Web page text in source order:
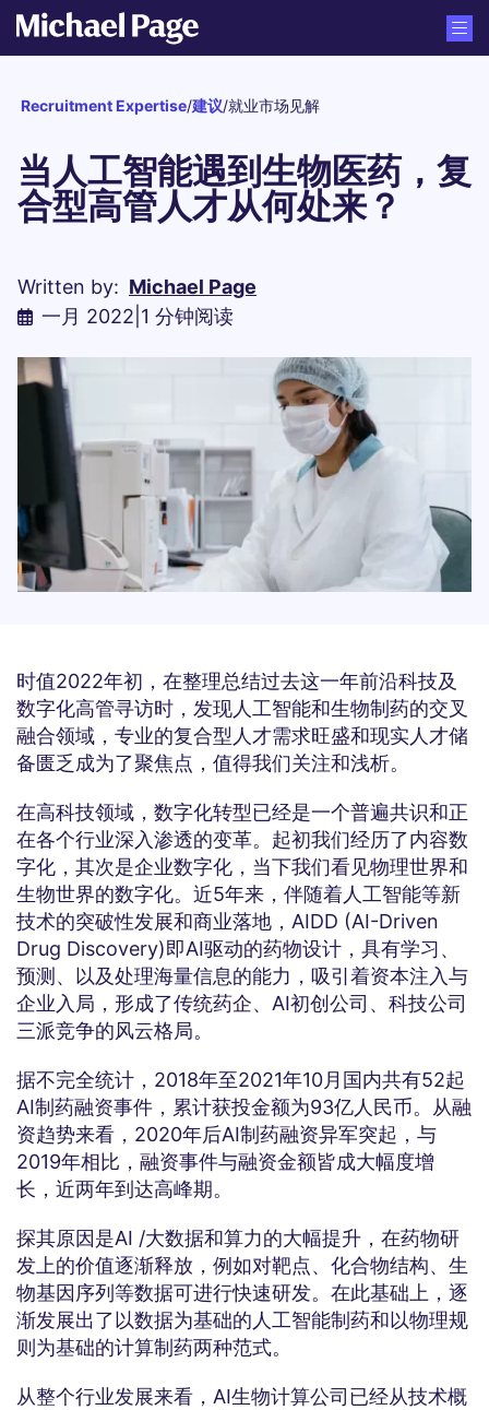
Recruitment Expertise/建议/就业市场见解
当人工智能遇到生物医药，复
合型高管人才从何处来？
Written by: Michael Page
一月 2022 1 分钟阅读
时值2022年初，在整理总结过去这一年前沿科技及
数字化高管寻访时，发现人工智能和生物制药的交叉
融合领域，专业的复合型人才需求旺盛和现实人才储
备匮乏成为了聚焦点，值得我们关注和浅析。
在高科技领域，数字化转型已经是一个普遍共识和正
在各个行业深入渗透的变革。起初我们经历了内容数
字化，其次是企业数字化，当下我们看见物理世界和
生物世界的数字化。近5年来，伴随着人工智能等新
技术的突破性发展和商业落地，AIDD (AI-Driven
Drug Discovery)即AI驱动的药物设计，具有学习、
预测、以及处理海量信息的能力，吸引着资本注入与
企业入局，形成了传统药企、AI初创公司、科技公司
三派竞争的风云格局。
据不完全统计，2018年至2021年10月国内共有52起
AI制药融资事件，累计获投金额为93亿人民币。从融
资趋势来看，2020年后AI制药融资异军突起，与
2019年相比，融资事件与融资金额皆成大幅度增
长，近两年到达高峰期。
探其原因是AI /大数据和算力的大幅提升，在药物研
发上的价值逐渐释放，例如对靶点、化合物结构、生
物基因序列等数据可进行快速研发。在此基础上，逐
渐发展出了以数据为基础的人工智能制药和以物理规
则为基础的计算制药两种范式。
从整个行业发展来看，AI生物计算公司已经从技术概